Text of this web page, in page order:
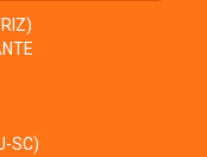
SC)